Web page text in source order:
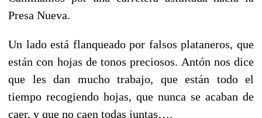
Presa Nueva.
Un lado está flanqueado por falsos plataneros, que
están con hojas de tonos preciosos. Antón nos dice
que les dan mucho trabajo, que están todo el
tiempo recogiendo hojas, que nunca se acaban de
caer, y que no caen todas juntas….